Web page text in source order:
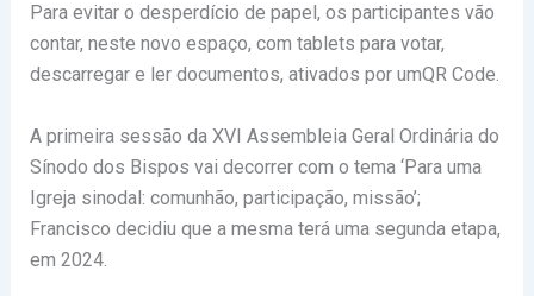
Para evitar o desperdício de papel, os participantes vão
contar, neste novo espaço, com tablets para votar,
descarregar e ler documentos, ativados por umQR Code.
A primeira sessão da XVI Assembleia Geral Ordinária do
Sínodo dos Bispos vai decorrer com o tema ‘Para uma
Igreja sinodal: comunhão, participação, missão’;
Francisco decidiu que a mesma terá uma segunda etapa,
em 2024.